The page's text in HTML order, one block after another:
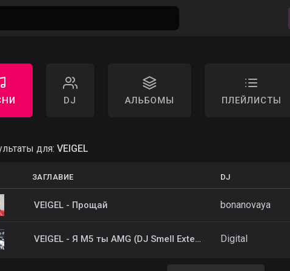
DJ АЛЬБОМЫ ПЛЕЙЛИСТЫ
для: VEIGEL
ЗАГЛАВИЕ DJ
VEIGEL - Прощай bonanovaya
VEIGEL - Я M5 ты AMG (DJ Smell Extended Remix) Digital